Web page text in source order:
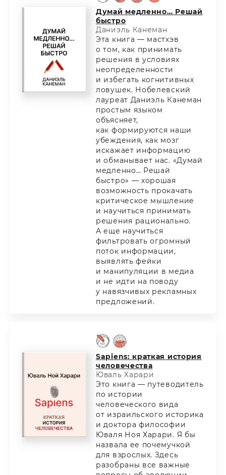
Думай медленно… Решай
быстро
Даниэль Канеман
Эта книга — мастхэв
о том, как принимать
решения в условиях
неопределенности
и избегать когнитивных
ловушек. Нобелевский
лауреат Даниэль Канеман
простым языком
объясняет,
как формируются наши
убеждения, как мозг
искажает информацию
и обманывает нас. «Думай
медленно… Решай
быстро» — хорошая
возможность прокачать
критическое мышление
и научиться принимать
решения рационально.
А еще научиться
фильтровать огромный
поток информации,
выявлять фейки
и манипуляции в медиа
и не идти на поводу
у навязчивых рекламных
предложений.
Sapiens: краткая история
человечества
Юваль Харари
Это книга — путеводитель
по истории
человеческого вида
от израильского историка
и доктора философии
Юваля Ноя Харари. Я бы
назвала ее почемучкой
для взрослых. Здесь
разобраны все важные